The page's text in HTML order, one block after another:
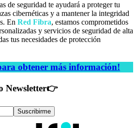
de seguridad te ayudará a proteger tu
cibernéticas y a mantener la integridad
En Red Fibra, estamos comprometidos
y servicios de seguridad de alta
tus necesidades de protección
obtener más información!
Newsletter👉
Suscribirme